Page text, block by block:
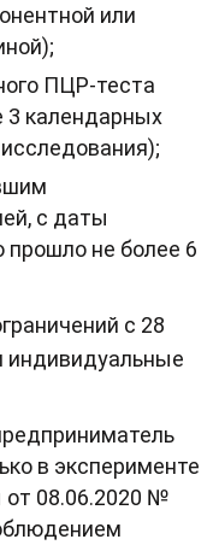
или
ПЦР-теста
3 календарных
с даты
прошло не более 6
с 28
индивидуальные
в эксперименте
от 08.06.2020 №